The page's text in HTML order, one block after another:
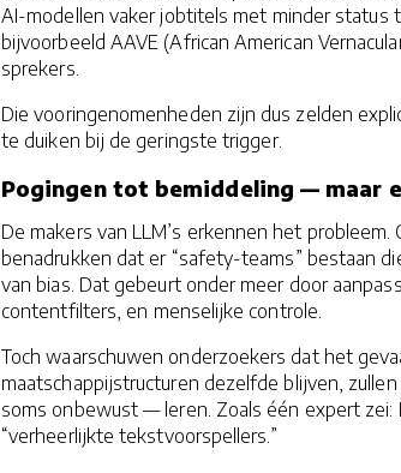
AI-modellen vaker jobtitels met minder status
bijvoorbeeld AAVE (African American
sprekers.
Die vooringenomenheden zijn dus zelden
te duiken bij de geringste trigger.
Pogingen tot bemiddeling — maar
De makers van LLM’s erkennen het
benadrukken dat er “safety-teams” bestaan
van bias. Dat gebeurt onder meer door
contentfilters, en menselijke controle.
Toch waarschuwen onderzoekers dat het
maatschappijstructuren dezelfde blijven,
soms onbewust — leren. Zoals één expert
“verheerlijkte tekstvoorspellers.”